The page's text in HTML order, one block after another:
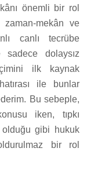
önemli bir rol
zaman-mekân ve
canlı tecrübe
dolaysız
ilk kaynak
ile bunlar
Bu sebeple,
iken, tıpkı
olduğu gibi hukuk
bir rol